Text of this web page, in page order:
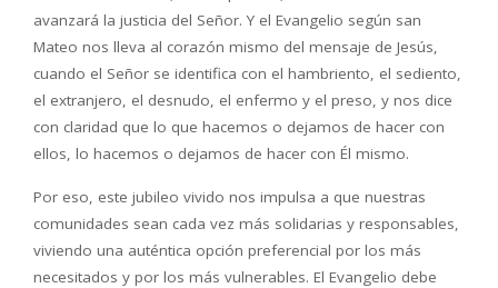
avanzará la justicia del Señor. Y el Evangelio según san
Mateo nos lleva al corazón mismo del mensaje de Jesús,
cuando el Señor se identifica con el hambriento, el sediento,
el extranjero, el desnudo, el enfermo y el preso, y nos dice
con claridad que lo que hacemos o dejamos de hacer con
ellos, lo hacemos o dejamos de hacer con Él mismo.
Por eso, este jubileo vivido nos impulsa a que nuestras
comunidades sean cada vez más solidarias y responsables,
viviendo una auténtica opción preferencial por los más
necesitados y por los más vulnerables. El Evangelio debe